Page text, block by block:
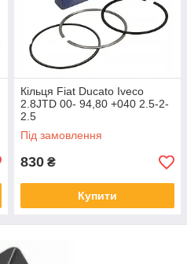
Кільця Fiat Ducato Iveco
2.8JTD 00- 94,80 +040 2.5-2-
2.5
Під замовлення
830 ₴
Купити